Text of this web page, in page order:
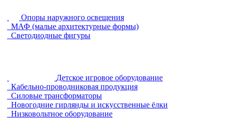
Опоры наружного освещения
МАФ (малые архитектурные формы)
Светодиодные фигуры
Детское игровое оборудование
Кабельно-проводниковая продукция
Силовые трансформаторы
Новогодние гирлянды и искусственные ёлки
Низковольтное оборудование